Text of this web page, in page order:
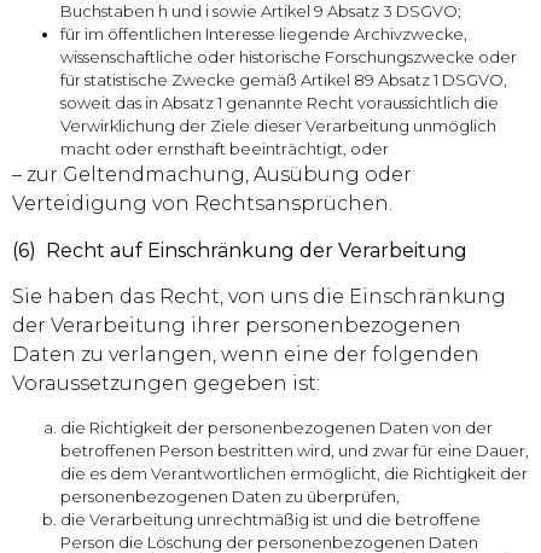
Buchstaben h und i sowie Artikel 9 Absatz 3 DSGVO;
für im öffentlichen Interesse liegende Archivzwecke,
wissenschaftliche oder historische Forschungszwecke oder
für statistische Zwecke gemäß Artikel 89 Absatz 1 DSGVO,
soweit das in Absatz 1 genannte Recht voraussichtlich die
Verwirklichung der Ziele dieser Verarbeitung unmöglich
macht oder ernsthaft beeinträchtigt, oder
– zur Geltendmachung, Ausübung oder
Verteidigung von Rechtsansprüchen.
(6) Recht auf Einschränkung der Verarbeitung
Sie haben das Recht, von uns die Einschränkung
der Verarbeitung ihrer personenbezogenen
Daten zu verlangen, wenn eine der folgenden
Voraussetzungen gegeben ist:
die Richtigkeit der personenbezogenen Daten von der
betroffenen Person bestritten wird, und zwar für eine Dauer,
die es dem Verantwortlichen ermöglicht, die Richtigkeit der
personenbezogenen Daten zu überprüfen,
die Verarbeitung unrechtmäßig ist und die betroffene
Person die Löschung der personenbezogenen Daten